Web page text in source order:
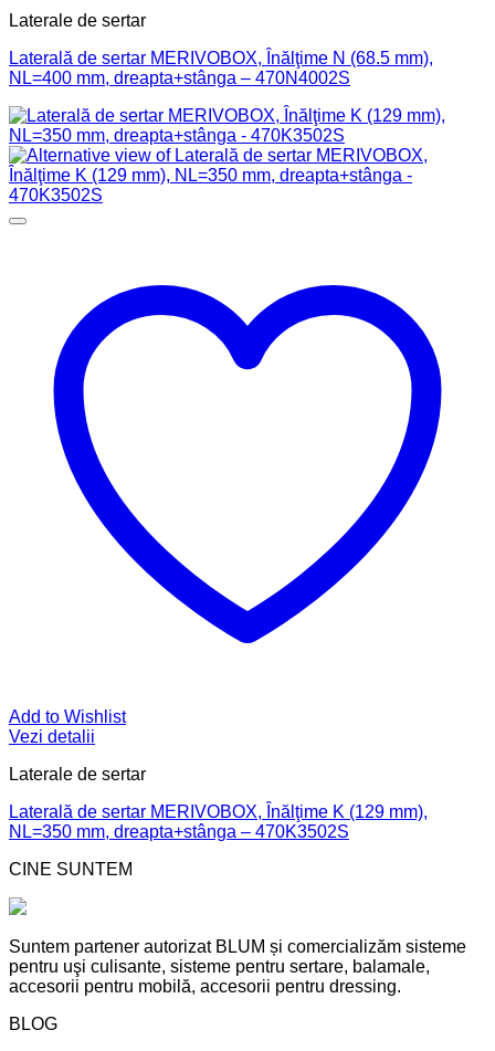
Laterale de sertar
Laterală de sertar MERIVOBOX, Înălţime N (68.5 mm),
NL=400 mm, dreapta+stânga – 470N4002S
Add to Wishlist
Vezi detalii
Laterale de sertar
Laterală de sertar MERIVOBOX, Înălţime K (129 mm),
NL=350 mm, dreapta+stânga – 470K3502S
CINE SUNTEM
Suntem partener autorizat BLUM și comercializăm sisteme
pentru uşi culisante, sisteme pentru sertare, balamale,
accesorii pentru mobilă, accesorii pentru dressing.
BLOG